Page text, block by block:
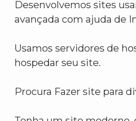
Desenvolvemos sites
avançada com ajuda de
Usamos servidores de
hospedar seu site.
Procura Fazer site para